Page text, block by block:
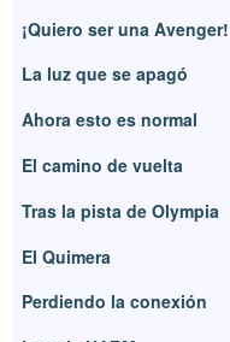
¡Quiero ser una Avenger!
La luz que se apagó
Ahora esto es normal
El camino de vuelta
Tras la pista de Olympia
El Quimera
Perdiendo la conexión